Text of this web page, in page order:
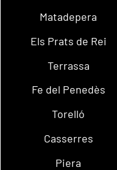
Matadepera
Els Prats de Rei
Terrassa
Fe del Penedès
Torelló
Casserres
Piera